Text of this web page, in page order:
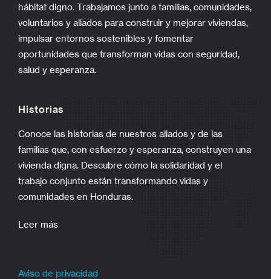
hábitat digno. Trabajamos junto a familias, comunidades,
voluntarios y aliados para construir y mejorar viviendas,
impulsar entornos sostenibles y fomentar
oportunidades que transforman vidas con seguridad,
salud y esperanza.
Historias
Conoce las historias de nuestros aliados y de las
familias que, con esfuerzo y esperanza, construyen una
vivienda digna. Descubre cómo la solidaridad y el
trabajo conjunto están transformando vidas y
comunidades en Honduras.
Leer más
Aviso de privacidad